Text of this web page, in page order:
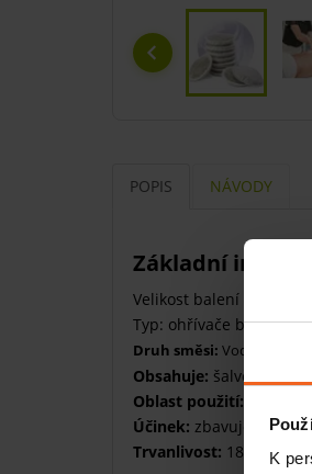
K
POPIS NÁVODY
Základní
Velikost balení [Ks]: 10 ks
Typ: ohřívače bylinných
Druh směsi: Voda
Obsahuje: šalvěj,
Oblast použití:
Účinek: zbavuje únavy,
Trvanlivost: 18 měsíců